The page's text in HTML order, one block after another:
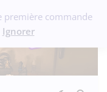
première commande
Ignorer